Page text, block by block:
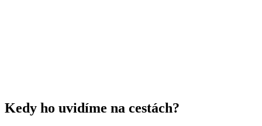
Kedy ho uvidíme na cestách?